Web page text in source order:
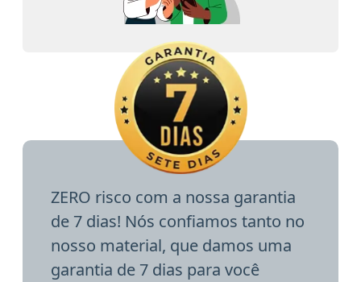
ZERO risco com a nossa garantia
de 7 dias! Nós confiamos tanto no
nosso material, que damos uma
garantia de 7 dias para você